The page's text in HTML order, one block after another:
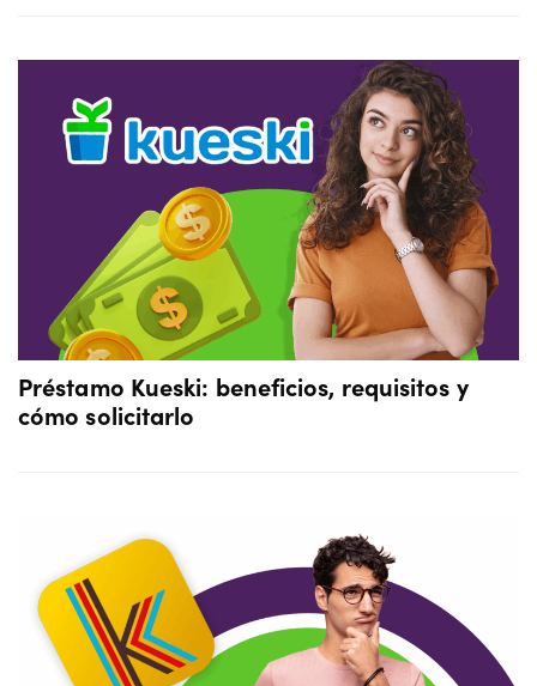
Préstamo Kueski: beneficios, requisitos y
cómo solicitarlo